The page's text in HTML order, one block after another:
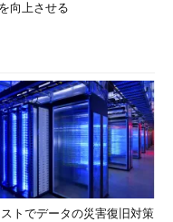
向上させる
トでデータの災害復旧対策